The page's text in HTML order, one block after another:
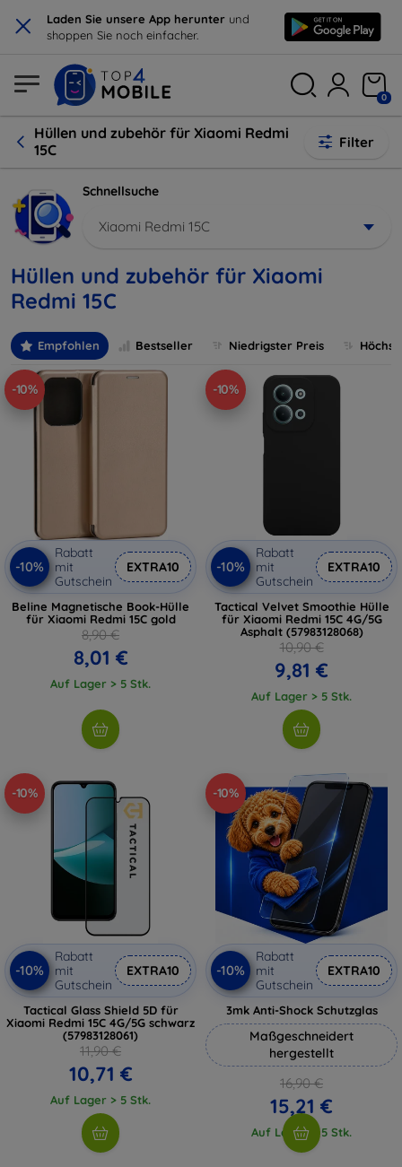
× Laden Sie unsere App herunter und
shoppen Sie noch einfacher.
0
Hüllen und zubehör für Xiaomi Redmi
15C
Filter
Schnellsuche
Xiaomi Redmi 15C
Hüllen und zubehör für Xiaomi
Redmi 15C
Empfohlen Bestseller Niedrigster Preis
-10%
-10%
Rabatt
mit
Gutschein
EXTRA10
Beline Magnetische Book-Hülle
für Xiaomi Redmi 15C gold
8,90 €
8,01 €
Auf Lager > 5 Stk.
-10%
-10%
Rabatt
mit
Gutschein
EXTRA10
Tactical Velvet Smoothie Hülle
für Xiaomi Redmi 15C 4G/5G
Asphalt (57983128068)
10,90 €
9,81 €
Auf Lager > 5 Stk.
-10%
-10%
Rabatt
mit
Gutschein
EXTRA10
Tactical Glass Shield 5D für
Xiaomi Redmi 15C 4G/5G schwarz
(57983128061)
11,90 €
10,71 €
Auf Lager > 5 Stk.
-10%
-10%
Rabatt
mit
Gutschein
EXTRA10
3mk Anti-Shock Schutzglas
Maßgeschneidert
hergestellt
16,90 €
15,21 €
Auf Lager > 5 Stk.